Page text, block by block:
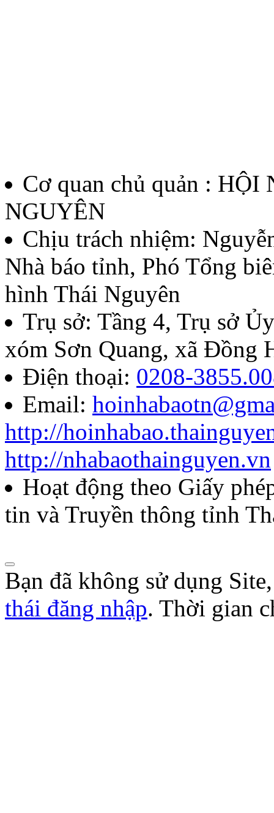
Cơ quan chủ quản :
NGUYÊN
Chịu trách nhiệm:
Nhà báo tỉnh, Phó Tổng
hình Thái Nguyên
Trụ sở: Tầng 4, Trụ sở
xóm Sơn Quang, xã Đồng
Điện thoại: 0208-
Email:
http://
http://nhabaothainguyen.vn
Hoạt động theo Giấy
tin và Truyền thông tỉnh
Bạn đã không sử dụng
thái đăng nhập. Thời gian